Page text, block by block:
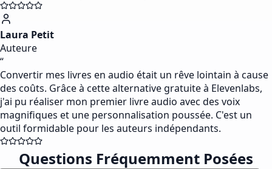
Laura Petit
Auteure
“
Convertir mes livres en audio était un rêve lointain à cause
des coûts. Grâce à cette alternative gratuite à Elevenlabs,
j'ai pu réaliser mon premier livre audio avec des voix
magnifiques et une personnalisation poussée. C'est un
outil formidable pour les auteurs indépendants.
Questions Fréquemment Posées